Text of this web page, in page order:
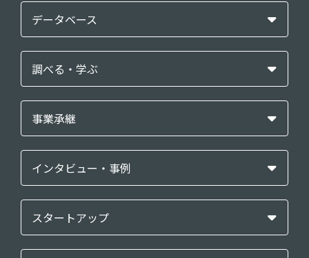
データベース
調べる・学ぶ
事業承継
インタビュー・事例
スタートアップ